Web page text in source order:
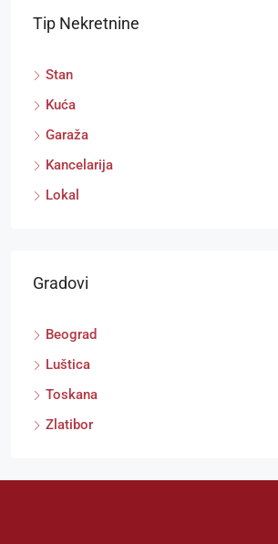
Tip Nekretnine
Stan
Kuća
Garaža
Kancelarija
Lokal
Gradovi
Beograd
Luštica
Toskana
Zlatibor